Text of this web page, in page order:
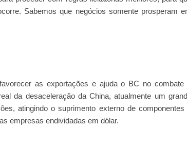
Sabemos que negócios somente prosperam
as exportações e ajuda o BC no combate
da desaceleração da China, atualmente um
atingindo o suprimento externo de componentes
empresas endividadas em dólar.